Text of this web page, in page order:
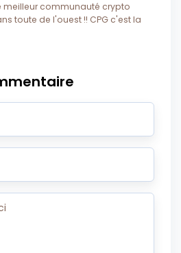
meilleur communauté crypto
toute de l'ouest !! CPG c'est la